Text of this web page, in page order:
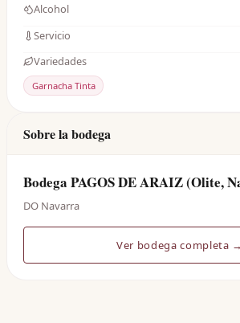
Alcohol
Servicio
Variedades
Garnacha Tinta
Sobre la bodega
Bodega PAGOS DE ARAIZ (Olite,
DO Navarra
Ver bodega completa →